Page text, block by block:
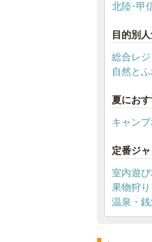
北陸･甲
目的別
総合レ
自然と
夏にお
キャン
定番ジ
室内遊
果物狩
温泉・